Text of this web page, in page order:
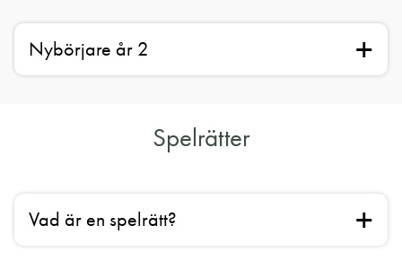
Nybörjare år 2
Spelrätter
Vad är en spelrätt?